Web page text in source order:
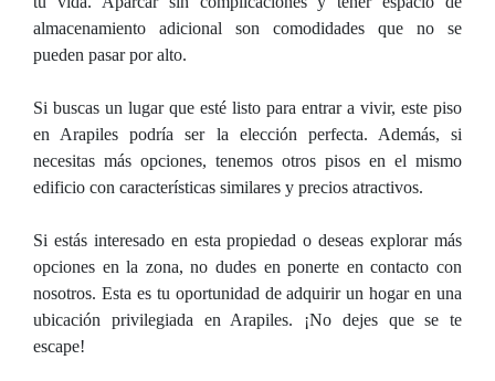
almacenamiento adicional son comodidades que no se
pueden pasar por alto.
Si buscas un lugar que esté listo para entrar a vivir, este piso
en Arapiles podría ser la elección perfecta. Además, si
necesitas más opciones, tenemos otros pisos en el mismo
edificio con características similares y precios atractivos.
Si estás interesado en esta propiedad o deseas explorar más
opciones en la zona, no dudes en ponerte en contacto con
nosotros. Esta es tu oportunidad de adquirir un hogar en una
ubicación privilegiada en Arapiles. ¡No dejes que se te
escape!